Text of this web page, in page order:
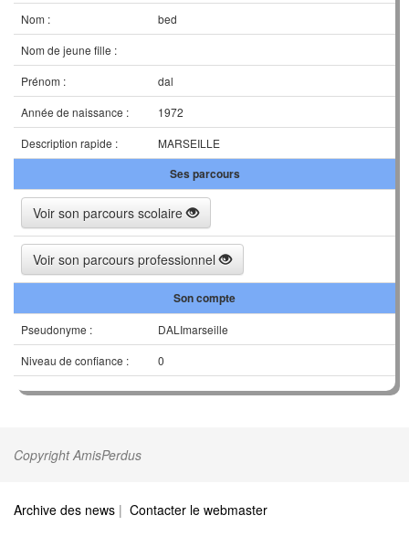
Nom :
bed
Nom de jeune fille :
Prénom :
dal
Année de naissance :
1972
Description rapide :
MARSEILLE
Ses parcours
Voir son parcours scolaire
Voir son parcours professionnel
Son compte
Pseudonyme :
DALImarseille
Niveau de confiance :
0
Copyright AmisPerdus
Archive des news | Contacter le webmaster